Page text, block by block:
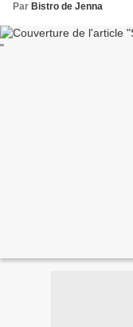
Par Bistro de Jenna